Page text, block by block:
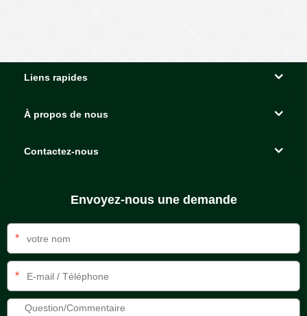
Liens rapides
À propos de nous
Contactez-nous
Envoyez-nous une demande
*
*